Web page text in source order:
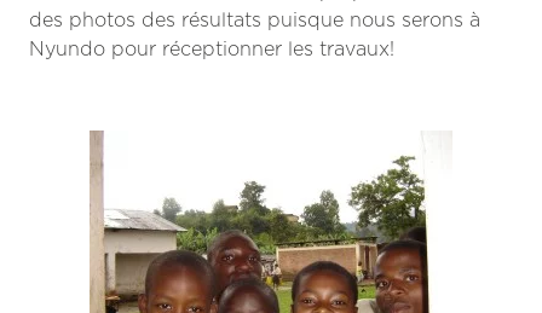
des photos des résultats puisque nous serons à
Nyundo pour réceptionner les travaux!